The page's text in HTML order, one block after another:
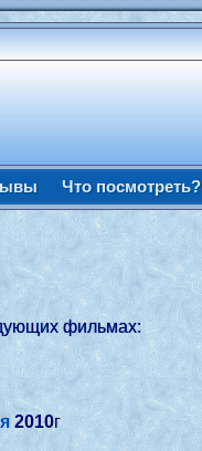
Что посмотреть?
фильмах:
2010г